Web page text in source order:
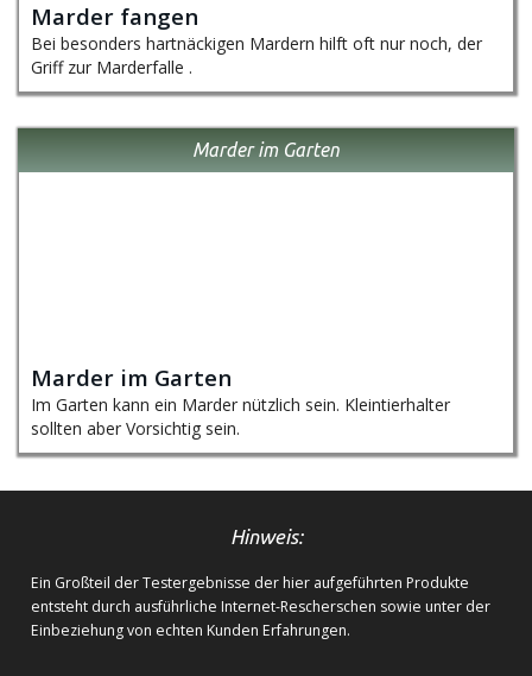
Marder fangen
Bei besonders hartnäckigen Mardern hilft oft nur noch, der
Griff zur Marderfalle .
Marder im Garten
Marder im Garten
Im Garten kann ein Marder nützlich sein. Kleintierhalter
sollten aber Vorsichtig sein.
Hinweis:
Ein Großteil der Testergebnisse der hier aufgeführten Produkte
entsteht durch ausführliche Internet-Rescherschen sowie unter der
Einbeziehung von echten Kunden Erfahrungen.